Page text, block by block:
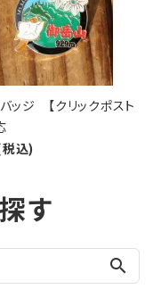
ッジ 【クリックポスト
込)
す
search